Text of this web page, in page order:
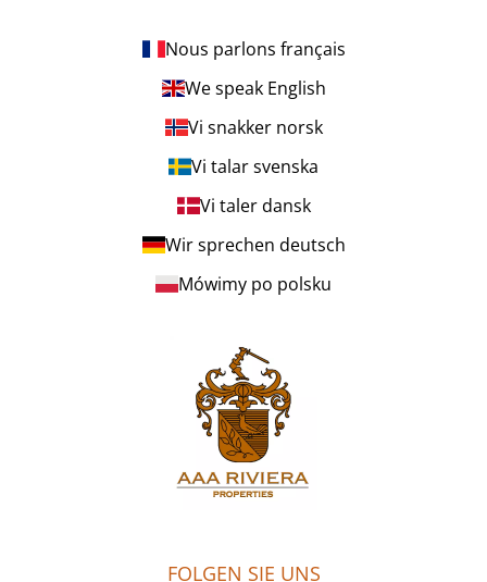
Nous parlons français
We speak English
Vi snakker norsk
Vi talar svenska
Vi taler dansk
Wir sprechen deutsch
Mówimy po polsku
FOLGEN SIE UNS